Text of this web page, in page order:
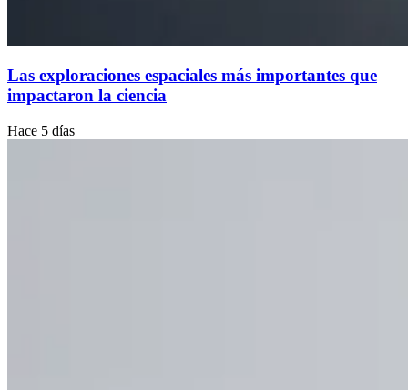
Las exploraciones espaciales más importantes que
impactaron la ciencia
Hace 5 días